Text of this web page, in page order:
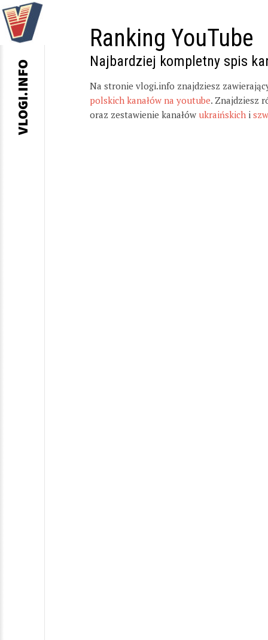
Ranking YouTube
Najbardziej kompletny spis
Na stronie vlogi.info znajdziesz
polskich kanałów na youtube. Znajdziesz
oraz zestawienie kanałów ukraińskich i
VLOGI.INFO